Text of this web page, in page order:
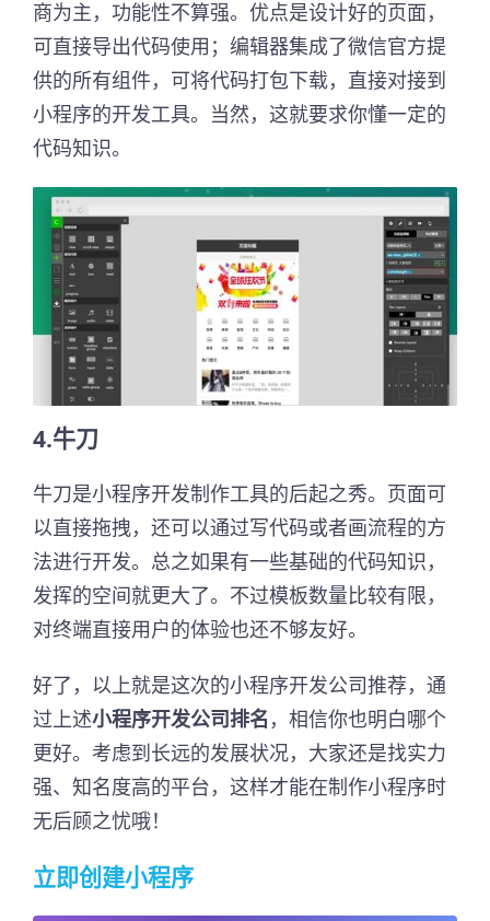
商为主，功能性不算强。优点是设计好的页面，
可直接导出代码使用；编辑器集成了微信官方提
供的所有组件，可将代码打包下载，直接对接到
小程序的开发工具。当然，这就要求你懂一定的
代码知识。
4.牛刀
牛刀是小程序开发制作工具的后起之秀。页面可
以直接拖拽，还可以通过写代码或者画流程的方
法进行开发。总之如果有一些基础的代码知识，
发挥的空间就更大了。不过模板数量比较有限，
对终端直接用户的体验也还不够友好。
好了，以上就是这次的小程序开发公司推荐，通
过上述小程序开发公司排名 ，相信你也明白哪个
更好。考虑到长远的发展状况，大家还是找实力
强、知名度高的平台，这样才能在制作小程序时
无后顾之忧哦！
立即创建小程序